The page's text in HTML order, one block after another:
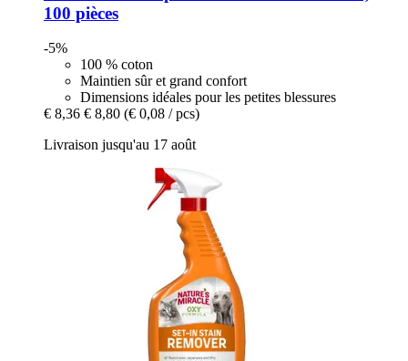
100 pièces
-5%
100 % coton
Maintien sûr et grand confort
Dimensions idéales pour les petites blessures
€ 8,36 € 8,80 (€ 0,08 / pcs)
Livraison jusqu'au 17 août